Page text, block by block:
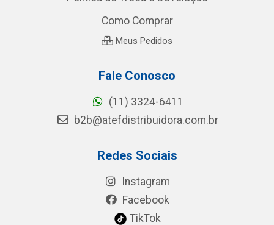
Como Comprar
Meus Pedidos
Fale Conosco
(11) 3324-6411
b2b@atefdistribuidora.com.br
Redes Sociais
Instagram
Facebook
TikTok